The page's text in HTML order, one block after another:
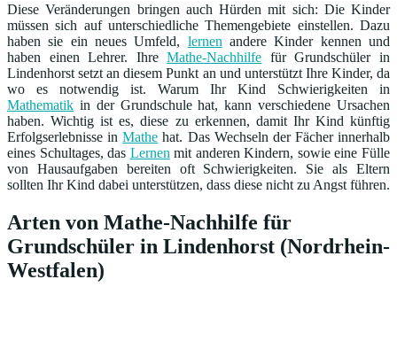
Diese Veränderungen bringen auch Hürden mit sich: Die Kinder
müssen sich auf unterschiedliche Themengebiete einstellen. Dazu
haben sie ein neues Umfeld, lernen andere Kinder kennen und
haben einen Lehrer. IhreMathe-Nachhilfe für Grundschüler in
Lindenhorst setzt an diesem Punkt an und unterstützt Ihre Kinder, da
wo es notwendig ist. Warum Ihr Kind Schwierigkeiten in
Mathematik in der Grundschule hat, kann verschiedene Ursachen
haben. Wichtig ist es, diese zu erkennen, damit Ihr Kind künftig
Erfolgserlebnisse inMathe hat. Das Wechseln der Fächer innerhalb
eines Schultages, das Lernen mit anderen Kindern, sowie eine Fülle
von Hausaufgaben bereiten oft Schwierigkeiten. Sie als Eltern
sollten Ihr Kind dabei unterstützen, dass diese nicht zu Angst führen.
Arten von Mathe-Nachhilfe für
Grundschüler in Lindenhorst (Nordrhein-
Westfalen)